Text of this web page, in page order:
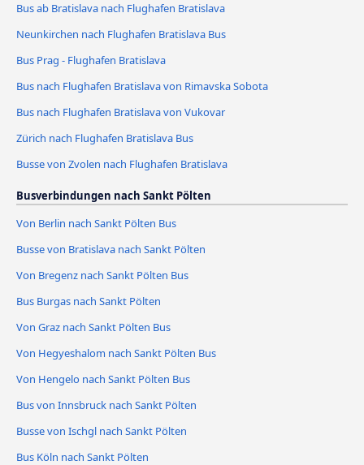
Bus ab Bratislava nach Flughafen Bratislava
Neunkirchen nach Flughafen Bratislava Bus
Bus Prag - Flughafen Bratislava
Bus nach Flughafen Bratislava von Rimavska Sobota
Bus nach Flughafen Bratislava von Vukovar
Zürich nach Flughafen Bratislava Bus
Busse von Zvolen nach Flughafen Bratislava
Busverbindungen nach Sankt Pölten
Von Berlin nach Sankt Pölten Bus
Busse von Bratislava nach Sankt Pölten
Von Bregenz nach Sankt Pölten Bus
Bus Burgas nach Sankt Pölten
Von Graz nach Sankt Pölten Bus
Von Hegyeshalom nach Sankt Pölten Bus
Von Hengelo nach Sankt Pölten Bus
Bus von Innsbruck nach Sankt Pölten
Busse von Ischgl nach Sankt Pölten
Bus Köln nach Sankt Pölten